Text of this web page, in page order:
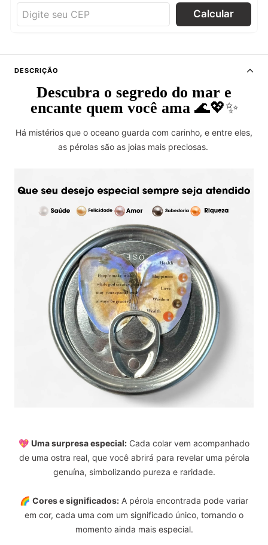
Calcular
DESCRIÇÃO
Descubra o segredo do mar e
encante quem você ama 🌊💖✨
Há mistérios que o oceano guarda com carinho, e entre eles,
as pérolas são as joias mais preciosas.
💖 Uma surpresa especial: Cada colar vem acompanhado
de uma ostra real, que você abrirá para revelar uma pérola
genuína, simbolizando pureza e raridade.
🌈 Cores e significados: A pérola encontrada pode variar
em cor, cada uma com um significado único, tornando o
momento ainda mais especial.